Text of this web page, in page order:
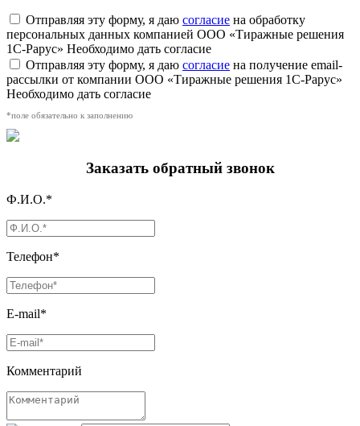
Отправляя эту форму, я даю согласие на обработку
персональных данных компанией ООО «Тиражные решения
1С-Рарус» Необходимо дать согласие
Отправляя эту форму, я даю согласие на получение email-
рассылки от компании ООО «Тиражные решения 1С-Рарус»
Необходимо дать согласие
*поле обязательно к заполнению
Заказать обратный звонок
Ф.И.О.*
Телефон*
E-mail*
Комментарий